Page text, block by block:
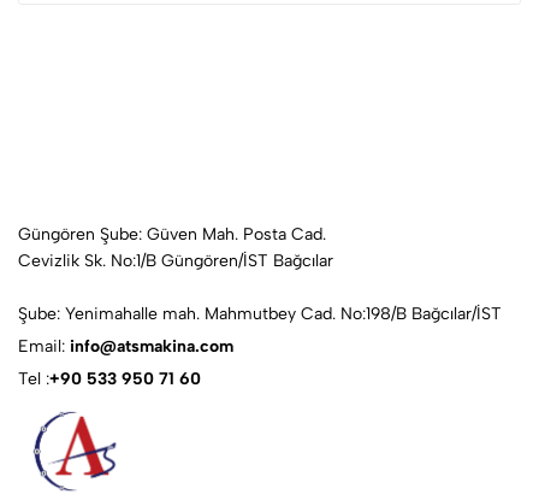
Güngören Şube: Güven Mah. Posta Cad.
Cevizlik Sk. No:1/B Güngören/İST Bağcılar
Şube: Yenimahalle mah. Mahmutbey Cad. No:198/B Bağcılar/İST
Email: info@atsmakina.com
Tel :+90 533 950 71 60